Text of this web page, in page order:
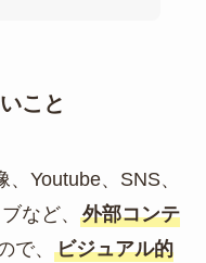
こと
Youtube、SNS、
など、 外部コンテ
で、 ビジュアル的